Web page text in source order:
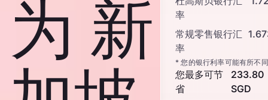
为 新
率
常规零售银行汇
率
* 您的银行利率可能有所不同
您最多可节
省
233.80
SGD